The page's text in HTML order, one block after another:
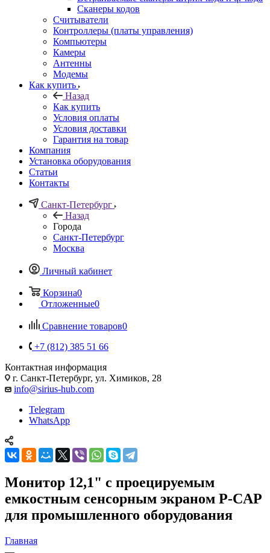
Сканеры кодов
Считыватели
Контроллеры (платы управления)
Компьютеры
Камеры
Антенны
Модемы
Как купить
Назад
Как купить
Условия оплаты
Условия доставки
Гарантия на товар
Компания
Установка оборудования
Статьи
Контакты
Санкт-Петербург
Назад
Города
Санкт-Петербург
Москва
Личный кабинет
Корзина0
Отложенные0
Сравнение товаров0
+7 (812) 385 51 66
Контактная информация
г. Санкт-Петербург, ул. Химиков, 28
info@sirius-hub.com
Telegram
WhatsApp
Монитор 12,1" с проецируемым
емкостным сенсорным экраном P-CAP
для промышленного оборудования
Главная